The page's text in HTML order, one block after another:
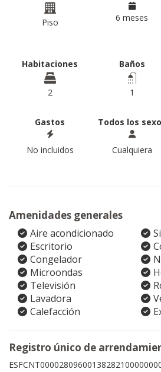
Piso 6 meses
Habitaciones
2
Baños
1
Gastos
No incluidos
Todos los
Cualquiera
Amenidades generales
Aire acondicionado
Escritorio
Congelador
Microondas
Televisión
Lavadora
Calefacción
Registro único de